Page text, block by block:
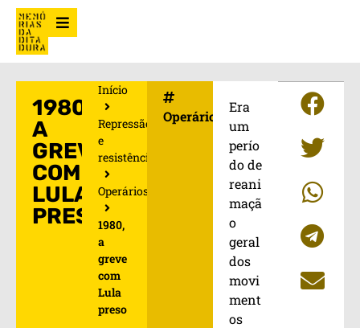
1980,
A
GREVE
COM
LULA
PRESO
Início
Repressão
e
resistência
Operários
1980,
a
greve
com
Lula
preso
Operários
Era
um
perío
do de
reani
maçã
o
geral
dos
movi
ment
os